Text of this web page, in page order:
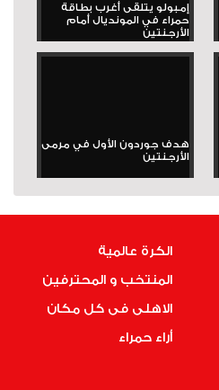
إمبولو يتلقى أغرب بطاقة
حمراء في المونديال أمام
الأرجنتين
هدف جوردون الأول في مرمى
الأرجنتين
الكرة عالمية
المنتخب و المحترفين
الاهلى فى كل مكان
أراء حمراء